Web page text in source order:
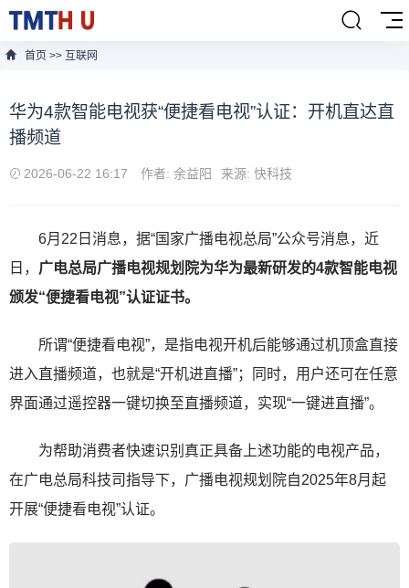
首页 >> 互联网
华为4款智能电视获“便捷看电视”认证：开机直达直
播频道
2026-06-22 16:17 作者: 余益阳 来源: 快科技
6月22日消息，据“国家广播电视总局”公众号消息，近
日， 广电总局广播电视规划院为华为最新研发的4款智能电视
颁发“便捷看电视”认证证书。
所谓“便捷看电视”，是指电视开机后能够通过机顶盒直接
进入直播频道，也就是“开机进直播”；同时，用户还可在任意
界面通过遥控器一键切换至直播频道，实现“一键进直播”。
为帮助消费者快速识别真正具备上述功能的电视产品，
在广电总局科技司指导下，广播电视规划院自2025年8月起
开展“便捷看电视”认证。